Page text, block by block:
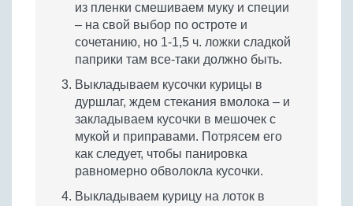
из пленки смешиваем муку и специи
– на свой выбор по остроте и
сочетанию, но 1-1,5 ч. ложки сладкой
паприки там все-таки должно быть.
Выкладываем кусочки курицы в
дуршлаг, ждем стекания вмолока – и
закладываем кусочки в мешочек с
мукой и приправами. Потрясем его
как следует, чтобы панировка
равномерно обволокла кусочки.
Выкладываем курицу на лоток в